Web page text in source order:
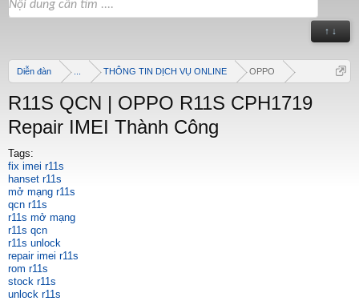
↑ ↓
Diễn đàn THÔNG TIN DỊCH VỤ ONLINE OPPO
R11S QCN | OPPO R11S CPH1719
Repair IMEI Thành Công
Tags:
fix imei r11s
hanset r11s
mở mạng r11s
qcn r11s
r11s mở mạng
r11s qcn
r11s unlock
repair imei r11s
rom r11s
stock r11s
unlock r11s